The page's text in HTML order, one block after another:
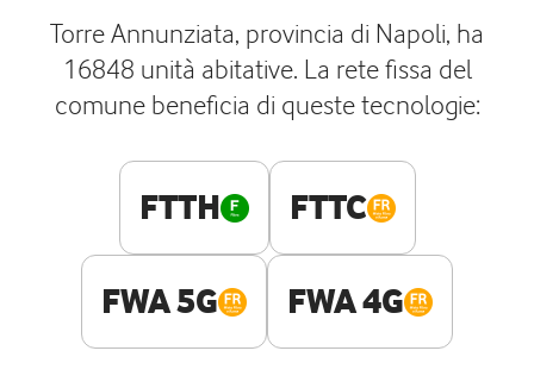
Torre Annunziata, provincia di Napoli, ha
16848 unità abitative. La rete fissa del
comune beneficia di queste tecnologie:
FTTH FTTC
FWA 5G FWA 4G